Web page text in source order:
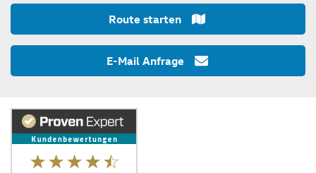
Route starten
E-Mail Anfrage